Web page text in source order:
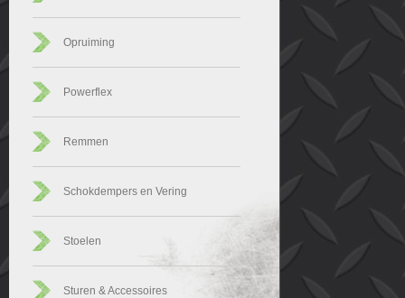
Opruiming
Powerflex
Remmen
Schokdempers en Vering
Stoelen
Sturen & Accessoires